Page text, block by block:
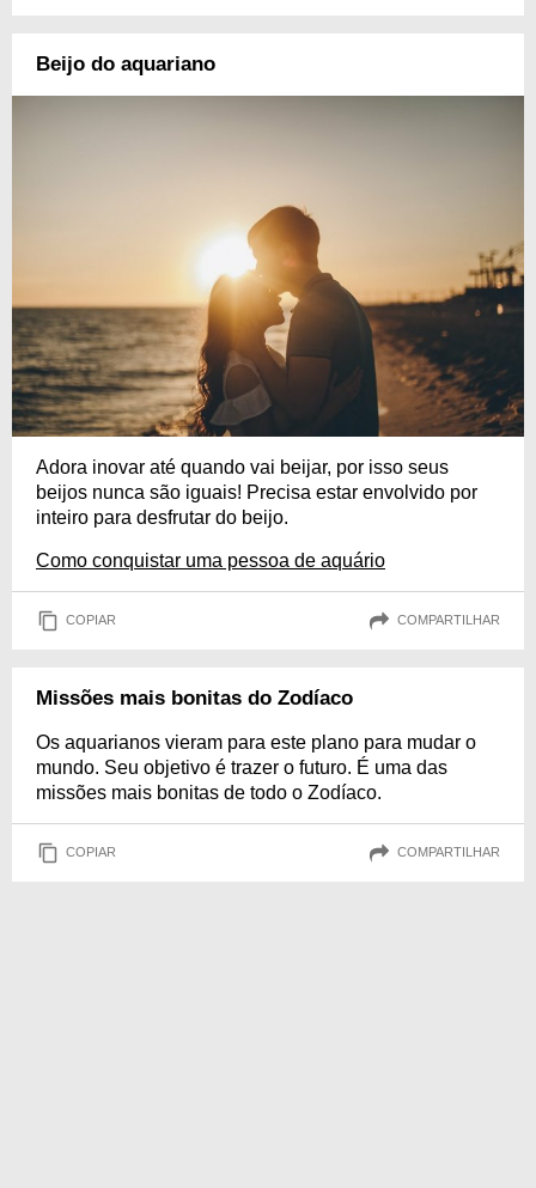
Beijo do aquariano
Adora inovar até quando vai beijar, por isso seus
beijos nunca são iguais! Precisa estar envolvido por
inteiro para desfrutar do beijo.
Como conquistar uma pessoa de aquário
COPIAR COMPARTILHAR
Missões mais bonitas do Zodíaco
Os aquarianos vieram para este plano para mudar o
mundo. Seu objetivo é trazer o futuro. É uma das
missões mais bonitas de todo o Zodíaco.
COPIAR COMPARTILHAR